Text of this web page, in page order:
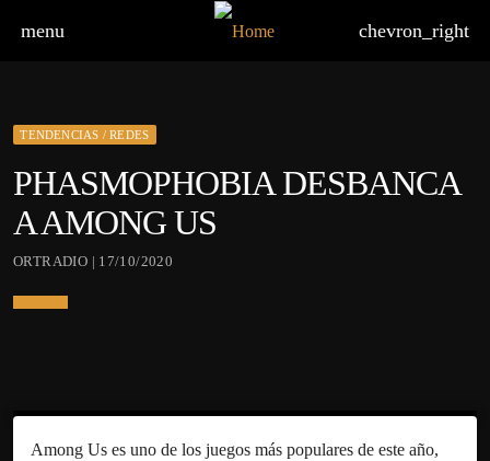
menu chevron_right
TENDENCIAS / REDES
PHASMOPHOBIA DESBANCA
A AMONG US
ORTRADIO | 17/10/2020
Among Us es uno de los juegos más populares de este año,